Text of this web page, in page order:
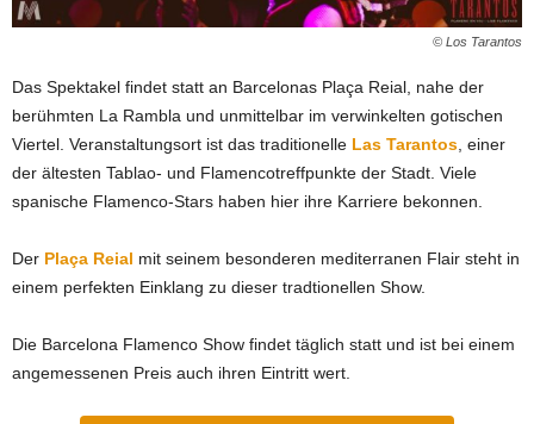
© Los Tarantos
Das Spektakel findet statt an Barcelonas Plaça Reial, nahe der
berühmten La Rambla und unmittelbar im verwinkelten gotischen
Viertel. Veranstaltungsort ist das traditionelle Las Tarantos , einer
der ältesten Tablao- und Flamencotreffpunkte der Stadt. Viele
spanische Flamenco-Stars haben hier ihre Karriere bekonnen.
Der Plaça Reial mit seinem besonderen mediterranen Flair steht in
einem perfekten Einklang zu dieser tradtionellen Show.
Die Barcelona Flamenco Show findet täglich statt und ist bei einem
angemessenen Preis auch ihren Eintritt wert.